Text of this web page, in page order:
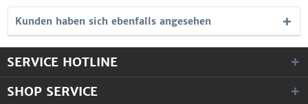
Kunden haben sich ebenfalls angesehen
SERVICE HOTLINE
SHOP SERVICE